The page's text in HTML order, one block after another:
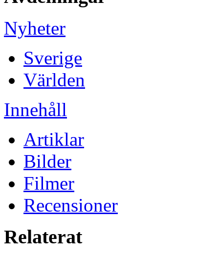
Nyheter
Sverige
Världen
Innehåll
Artiklar
Bilder
Filmer
Recensioner
Relaterat